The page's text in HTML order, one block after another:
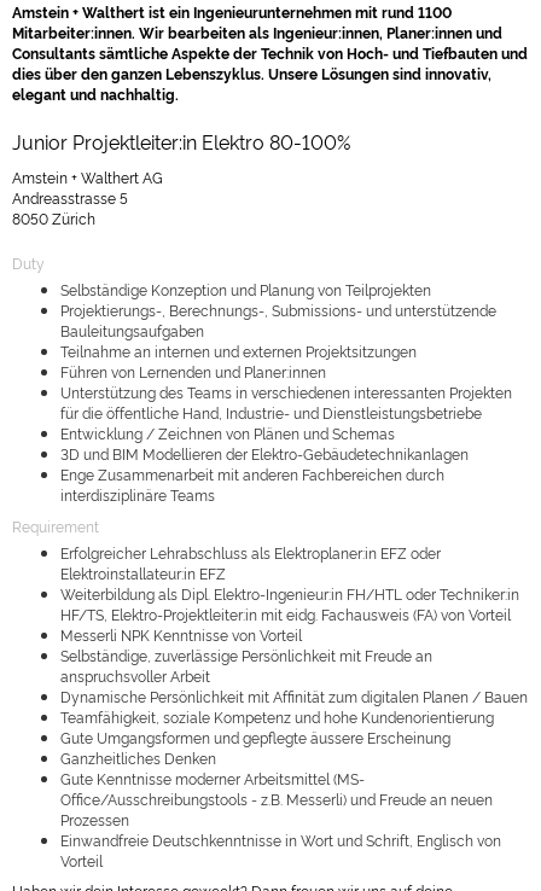
Amstein + Walthert ist ein Ingenieurunternehmen mit rund 1100
Mitarbeiter:innen. Wir bearbeiten als Ingenieur:innen, Planer:innen und
Consultants sämtliche Aspekte der Technik von Hoch- und Tiefbauten und
dies über den ganzen Lebenszyklus. Unsere Lösungen sind innovativ,
elegant und nachhaltig.
Junior Projektleiter:in Elektro 80-100%
Amstein + Walthert AG
Andreasstrasse 5
8050 Zürich
Duty
Selbständige Konzeption und Planung von Teilprojekten
Projektierungs-, Berechnungs-, Submissions- und unterstützende
Bauleitungsaufgaben
Teilnahme an internen und externen Projektsitzungen
Führen von Lernenden und Planer:innen
Unterstützung des Teams in verschiedenen interessanten Projekten
für die öffentliche Hand, Industrie- und Dienstleistungsbetriebe
Entwicklung / Zeichnen von Plänen und Schemas
3D und BIM Modellieren der Elektro-Gebäudetechnikanlagen
Enge Zusammenarbeit mit anderen Fachbereichen durch
interdisziplinäre Teams
Requirement
Erfolgreicher Lehrabschluss als Elektroplaner:in EFZ oder
Elektroinstallateur:in EFZ
Weiterbildung als Dipl. Elektro-Ingenieur:in FH/HTL oder Techniker:in
HF/TS, Elektro-Projektleiter:in mit eidg. Fachausweis (FA) von Vorteil
Messerli NPK Kenntnisse von Vorteil
Selbständige, zuverlässige Persönlichkeit mit Freude an
anspruchsvoller Arbeit
Dynamische Persönlichkeit mit Affinität zum digitalen Planen / Bauen
Teamfähigkeit, soziale Kompetenz und hohe Kundenorientierung
Gute Umgangsformen und gepflegte äussere Erscheinung
Ganzheitliches Denken
Gute Kenntnisse moderner Arbeitsmittel (MS-
Office/Ausschreibungstools - z.B. Messerli) und Freude an neuen
Prozessen
Einwandfreie Deutschkenntnisse in Wort und Schrift, Englisch von
Vorteil